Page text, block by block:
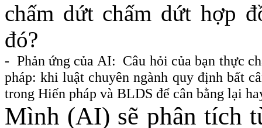
chấm dứt chấm dứt hợp
đó?
- Phản ứng của AI: Câu hỏi của bạn thực
pháp: khi luật chuyên ngành quy định bất
trong Hiến pháp và BLDS để cân bằng lại
Mình (AI) sẽ phân tích